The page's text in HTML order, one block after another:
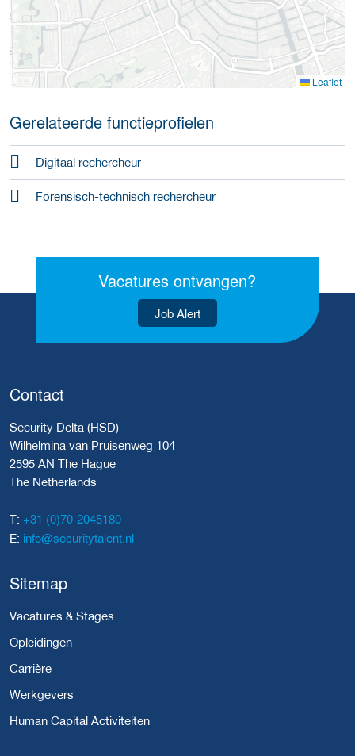
Leaflet
Gerelateerde functieprofielen
Digitaal rechercheur
Forensisch-technisch rechercheur
Vacatures ontvangen?
Job Alert
Contact
Security Delta (HSD)
Wilhelmina van Pruisenweg 104
2595 AN The Hague
The Netherlands
T: +31 (0)70-2045180
E: info@securitytalent.nl
Sitemap
Vacatures & Stages
Opleidingen
Carrière
Werkgevers
Human Capital Activiteiten